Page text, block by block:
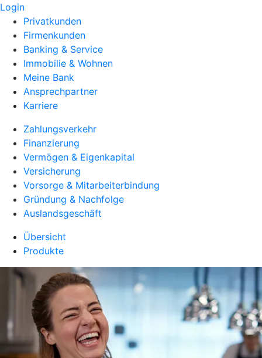
Login
Privatkunden
Firmenkunden
Banking & Service
Immobilie & Wohnen
Meine Bank
Ansprechpartner
Karriere
Zahlungsverkehr
Finanzierung
Vermögen & Eigenkapital
Versicherung
Vorsorge & Mitarbeiterbindung
Gründung & Nachfolge
Auslandsgeschäft
Übersicht
Produkte